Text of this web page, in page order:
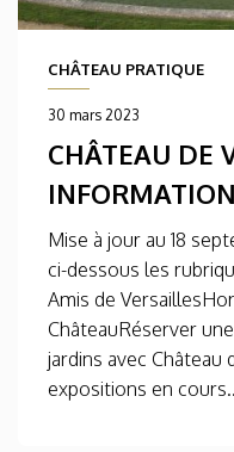
CHÂTEAU PRATIQUE
30 mars 2023
CHÂTEAU DE
Mise à jour au 18
ci-dessous les
Amis de
ChâteauRéserver
jardins avec Château
expositions en